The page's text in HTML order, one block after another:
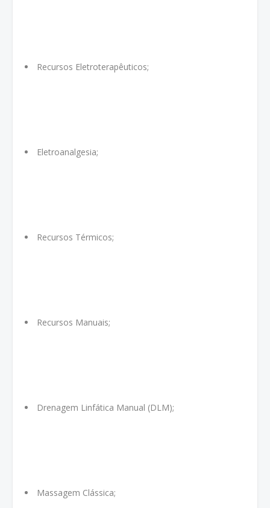
Recursos Eletroterapêuticos;
Eletroanalgesia;
Recursos Térmicos;
Recursos Manuais;
Drenagem Linfática Manual (DLM);
Massagem Clássica;